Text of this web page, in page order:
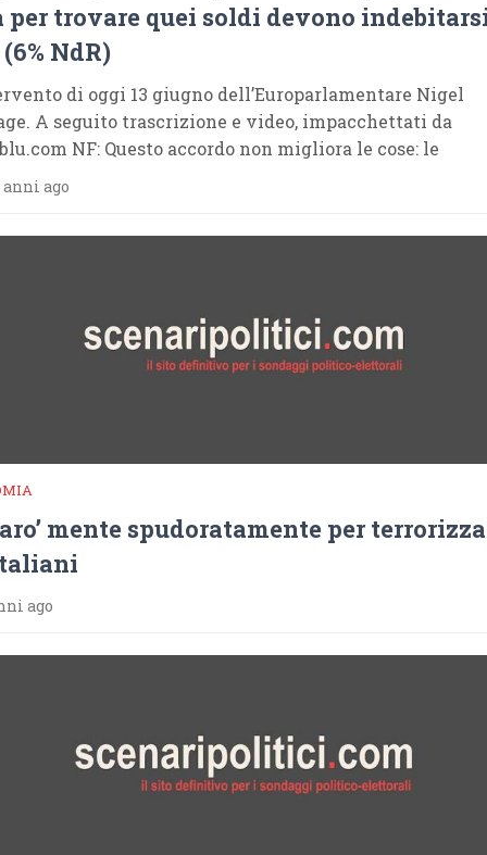
per trovare quei soldi devono
(6% NdR)
di oggi 13 giugno dell’Europarlamentare Nigel
A seguito trascrizione e video, impacchettati da
NF: Questo accordo non migliora le cose: le
anni ago
mente spudoratamente per
ago